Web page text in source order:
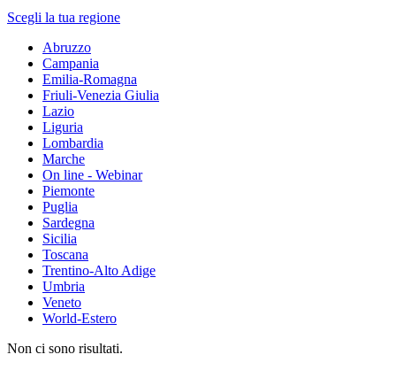
Scegli la tua regione
Abruzzo
Campania
Emilia-Romagna
Friuli-Venezia Giulia
Lazio
Liguria
Lombardia
Marche
On line - Webinar
Piemonte
Puglia
Sardegna
Sicilia
Toscana
Trentino-Alto Adige
Umbria
Veneto
World-Estero
Non ci sono risultati.